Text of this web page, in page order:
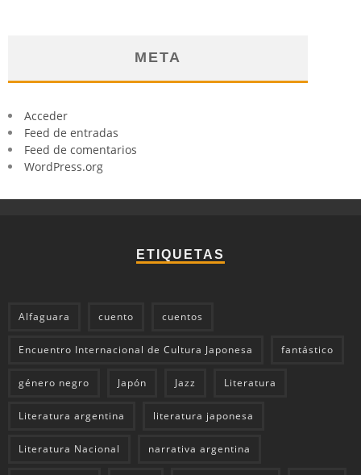
META
Acceder
Feed de entradas
Feed de comentarios
WordPress.org
ETIQUETAS
Alfaguara cuento cuentos
Encuentro Internacional de Cultura Japonesa fantástico
género negro Japón Jazz Literatura
Literatura argentina literatura japonesa
Literatura Nacional narrativa argentina